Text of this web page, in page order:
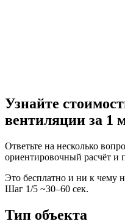
Узнайте
вентиляции за 1
Ответьте на несколько
ориентировочный расчёт и
Это бесплатно и ни к чему
Шаг 1/5 ~30–60 сек.
Тип объекта